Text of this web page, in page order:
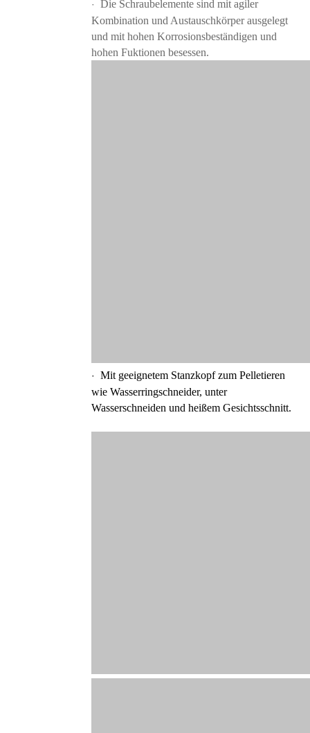
· Die Schraubelemente sind mit agiler
Kombination und Austauschkörper ausgelegt
und mit hohen Korrosionsbeständigen und
hohen Fuktionen besessen.
· Mit geeignetem Stanzkopf zum Pelletieren
wie Wasserringschneider, unter
Wasserschneiden und heißem Gesichtsschnitt.